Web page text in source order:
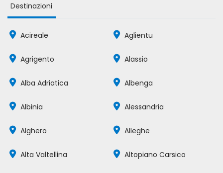
Destinazioni
Acireale Aglientu
Agrigento Alassio
Alba Adriatica Albenga
Albinia Alessandria
Alghero Alleghe
Alta Valtellina Altopiano Carsico